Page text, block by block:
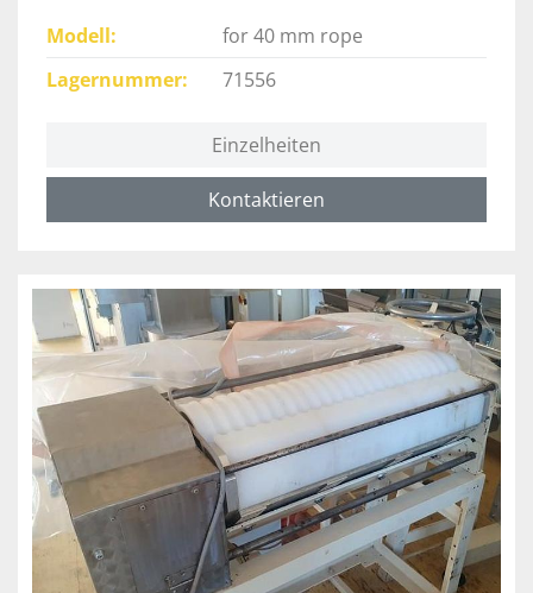
Modell
for 40 mm rope
Lagernummer
71556
Einzelheiten
Kontaktieren